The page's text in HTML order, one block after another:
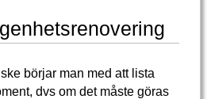
börjar man med att lista
dvs om det måste göras